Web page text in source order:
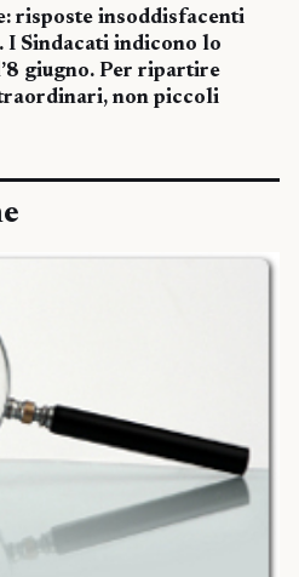
risposte insoddisfacenti
I Sindacati indicono lo
giugno. Per ripartire
non piccoli